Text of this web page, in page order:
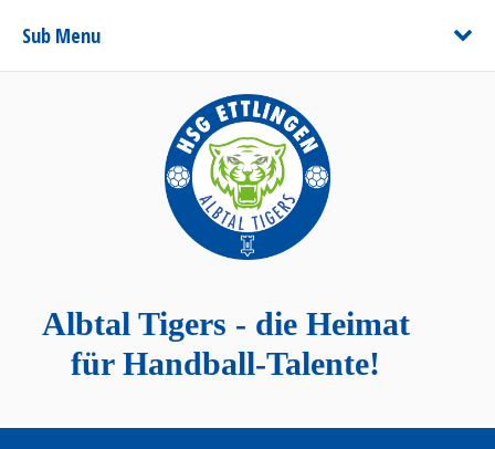
Sub Menu
Albtal Tigers - die Heimat
für Handball-Talente!